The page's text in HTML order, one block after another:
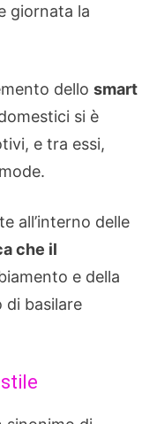
giornata la
dello smart
si è
e tra essi,
all’interno delle
che il
e della
di basilare